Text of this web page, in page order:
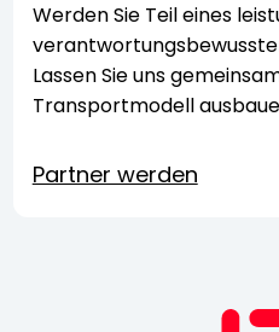
Werden Sie Teil eines
Lassen Sie uns
Transportmodell
Partner werden